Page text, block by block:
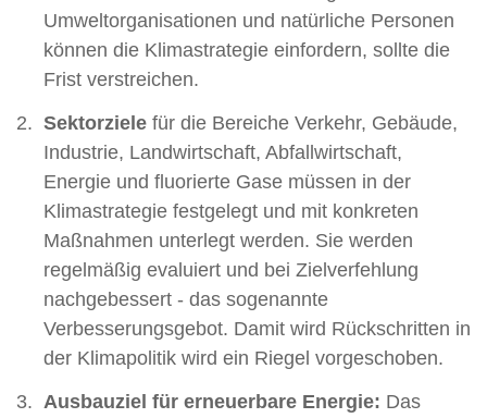
Umweltorganisationen und natürliche Personen
können die Klimastrategie einfordern, sollte die
Frist verstreichen.
Sektorziele für die Bereiche Verkehr, Gebäude,
Industrie, Landwirtschaft, Abfallwirtschaft,
Energie und fluorierte Gase müssen in der
Klimastrategie festgelegt und mit konkreten
Maßnahmen unterlegt werden. Sie werden
regelmäßig evaluiert und bei Zielverfehlung
nachgebessert - das sogenannte
Verbesserungsgebot. Damit wird Rückschritten in
der Klimapolitik wird ein Riegel vorgeschoben.
Ausbauziel für erneuerbare Energie: Das